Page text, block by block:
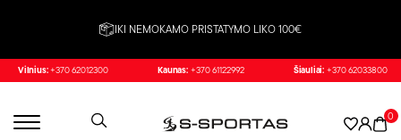
IKI NEMOKAMO PRISTATYMO LIKO 100€
Vilnius: +370 62012300 Kaunas: +370 61122992 Šiauliai: +370 62033800
0